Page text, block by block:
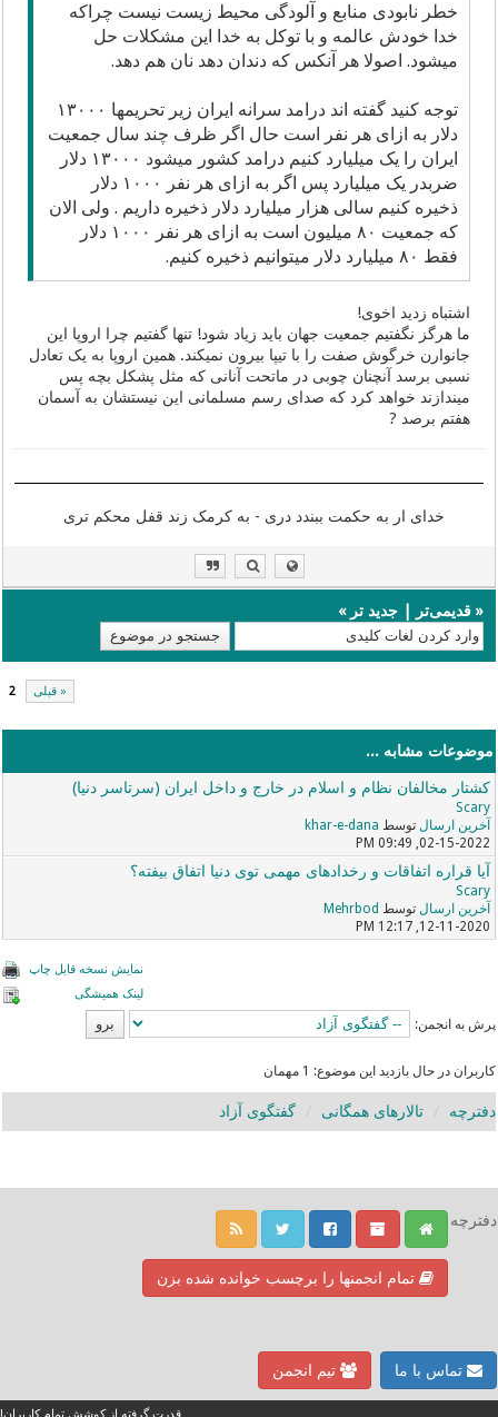
خطر نابودی منابع و آلودگی محیط زیست نیست چراکه
خدا خودش عالمه و با توکل به خدا این مشکلات حل
میشود. اصولا هر آنکس که دندان دهد نان هم دهد.
توجه کنید گفته اند درامد سرانه ایران زیر تحریمها ۱۳۰۰۰
دلار به ازای هر نفر است حال اگر ظرف چند سال جمعیت
ایران را یک میلیارد کنیم درامد کشور میشود ۱۳۰۰۰ دلار
ضربدر یک میلیارد پس اگر به ازای هر نفر ۱۰۰۰ دلار
ذخیره کنیم سالی هزار میلیارد دلار ذخیره داریم . ولی الان
که جمعیت ۸۰ میلیون است به ازای هر نفر ۱۰۰۰ دلار
فقط ۸۰ میلیارد دلار میتوانیم ذخیره کنیم.
اشتباه زدید اخوی!
ما هرگز نگفتیم جمعیت جهان باید زیاد شود! تنها گفتیم چرا اروپا این
جانوارن خرگوش صفت را با تیپا بیرون نمیکند. همین اروپا به یک تعادل
نسبی برسد آنچنان چوبی در ماتحت آنانی که مثل پشکل بچه پس
میندازند خواهد کرد که صدای رسم مسلمانی این نیستشان به آسمان
هفتم برصد ?
خدای ار به حکمت ببندد دری - به کرمک زند قفل محکم تری
«قدیمی‌تر |جدید تر »
« قبلی 2
موضوعات مشابه ...
کشتار مخالفان نظام و اسلام در خارج و داخل ایران (سرتاسر دنیا)
Scary
آخرین ارسال توسط khar-e-dana
02-15-2022, 09:49 PM
آیا قراره اتفاقات و رخدادهای مهمی توی دنیا اتفاق بیفته؟
Scary
آخرین ارسال توسط Mehrbod
12-11-2020, 12:17 PM
نمایش نسخه قابل چاپ
لینک همیشگی
پرش به انجمن:
کاربران در حال بازدید این موضوع: 1 مهمان
دفترچه تالارهای همگانی گفتگوی آزاد
دفترچه
تمام انجمنها را برچسب خوانده شده بزن
تماس با ما تیم انجمن